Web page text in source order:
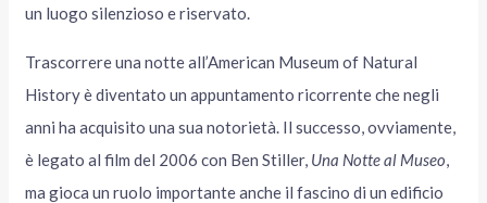
un luogo silenzioso e riservato.
Trascorrere una notte all’American Museum of Natural
History è diventato un appuntamento ricorrente che negli
anni ha acquisito una sua notorietà. Il successo, ovviamente,
è legato al film del 2006 con Ben Stiller, Una Notte al Museo,
ma gioca un ruolo importante anche il fascino di un edificio